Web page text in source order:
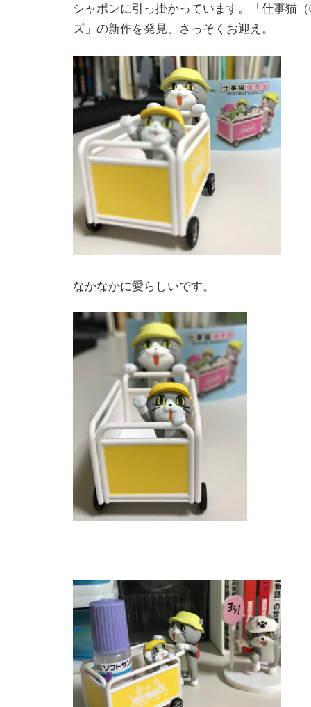
シャポンに引っ掛かっています。「仕事猫
ズ」の新作を発見、さっそくお迎え。
なかなかに愛らしいです。